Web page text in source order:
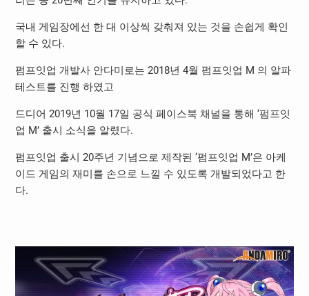
국내 게임장에선 한 대 이상씩 갖춰져 있는 것을 손쉽게 확인
할 수 있다.
펌프잇업 개발사 안다미로는 2018년 4월 펌프잇업 M 의 알파
테스트를 진행 하였고
드디어 2019년 10월 17일 공식 페이스북 채널을 통해 ‘펌프잇
업 M’ 출시 소식을 알렸다.
펌프잇업 출시 20주년 기념으로 제작된 ‘펌프잇업 M’은 아케
이드 게임의 재미를 손으로 느낄 수 있도록 개발되었다고 한
다.